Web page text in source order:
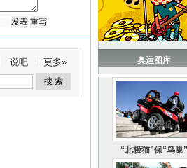
说吧 更多» 奥运图库
“北极猫”保“鸟巢”